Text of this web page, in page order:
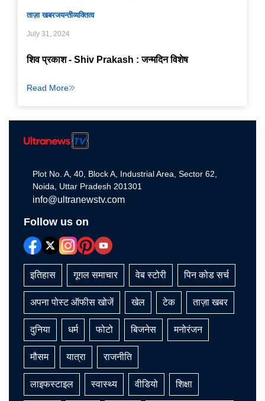
ताज़ा खबरजयन्तीव्यक्तित्व
July 31, 2024
शिव प्रकाश - Shiv Prakash : जन्मदिन विशेष
Read More
Plot No. A, 40, Block A, Industrial Area, Sector 62,
Noida, Uttar Pradesh 201301
info@ultranewstv.com
Follow us on
इतिहास गूगल समाचार वेब स्टोरी पिन कोड सर्च
अपना पोस्ट ऑफीस खोजें खेल टेक ताज़ा खबर
दुनिया धर्म फोटो बिजनेस मनोरंजन
मौसम यात्रा राजनीति
लाइफस्टाइल स्वास्थ्य वीडियो शिक्षा